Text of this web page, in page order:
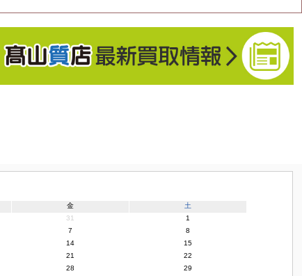
金
土
31
1
7
8
14
15
21
22
28
29